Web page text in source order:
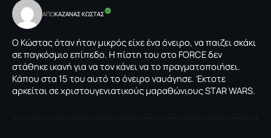
ΑΠΟΚΑΖΑΝΑΣ KΩΣΤΑΣ
Ο Κώστας όταν ήταν μικρός είχε ένα όνειρο, να παιζει σκάκι
σε παγκόσμιο επίπεδο. Η πίστη του στο FORCE δεν
στάθηκε ικανή για να τον κάνει να το πραγματοποιήσει.
Κάπου στα 15 του αυτό το όνειρο ναυάγησε. Έκτοτε
αρκείται σε χριστουγενιατικούς μαραθώνιους STAR WARS.